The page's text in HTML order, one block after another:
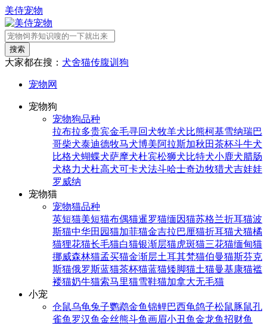
美侍宠物
搜索
大家都在搜： 犬舍猫传腹训狗
宠物网
宠物狗
宠物狗品种
拉布拉多贵宾金毛寻回犬牧羊犬比熊柯基雪纳瑞巴
哥柴犬泰迪德牧马犬博美阿拉斯加秋田茶杯斗牛犬
比格犬蝴蝶犬萨摩犬杜宾松狮犬比特犬小鹿犬腊肠
犬格力犬杜高犬可卡犬法斗哈士奇边牧猎犬吉娃娃
罗威纳
宠物猫
宠物猫品种
英短猫美短猫布偶猫暹罗猫缅因猫苏格兰折耳猫波
斯猫中华田园猫加菲猫金吉拉巴厘猫折耳猫犬猫橘
猫狸花猫长毛猫白猫银渐层猫虎斑猫三花猫缅甸猫
挪威森林猫孟买猫金渐层土耳其梵猫伯曼猫斯芬克
斯猫俄罗斯蓝猫茶杯猫蓝猫矮脚猫土猫曼基康猫褴
褛猫奶牛猫索马里猫雪鞋猫加拿大无毛猫
小宠
仓鼠乌龟兔子鹦鹉金鱼锦鲤巴西龟鸽子松鼠豚鼠孔
雀鱼 罗汉鱼金丝熊斗鱼画眉小丑鱼金龙鱼招财鱼